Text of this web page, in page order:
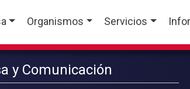
Organismos Servicios
y Comunicación